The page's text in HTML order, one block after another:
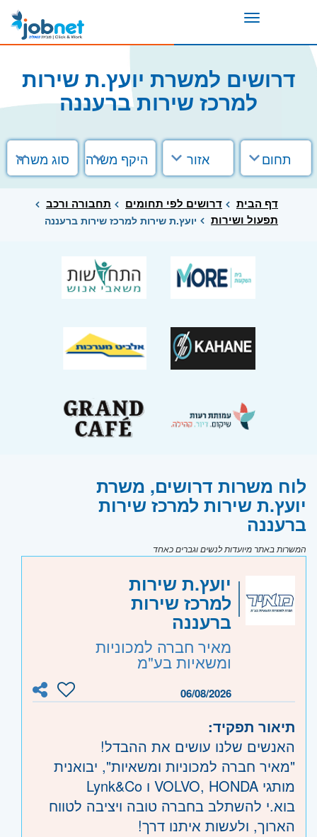
Toggle
דרושים למשרת יועץ.ת שירות
למרכז שירות ברעננה
תחום אזור היקף משרה סוג משרה
דף הבית דרושים לפי תחומים
תחבורה ורכב
תפעול ושירות
יועץ.ת שירות למרכז שירות ברעננה
לוח משרות דרושים, משרת
יועץ.ת שירות למרכז שירות
ברעננה
המשרות באתר מיועדות לנשים וגברים כאחד
יועץ.ת שירות
למרכז שירות
ברעננה
מאיר חברה למכוניות
ומשאיות בע"מ
06/08/2026
תיאור תפקיד:
האנשים שלנו עושים את ההבדל!
"מאיר חברה למכוניות ומשאיות", יבואנית
מותגי VOLVO, HONDA ו Lynk&Co
בוא.י להשתלב בחברה טובה ויציבה לטווח
הארוך, ולעשות איתנו דרך!